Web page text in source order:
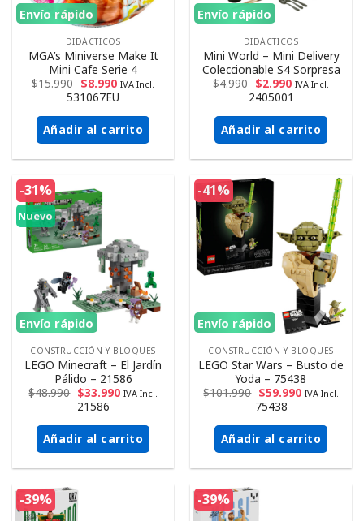
Envío rápido
DIDÁCTICOS
MGA’s Miniverse Make It
Mini Cafe Serie 4
$15.990 $8.990 IVA Incl.
531067EU
Añadir al carrito
Envío rápido
DIDÁCTICOS
Mini World – Mini Delivery
Coleccionable S4 Sorpresa
$4.990 $2.990 IVA Incl.
2405001
Añadir al carrito
-31%
Nuevo
Envío rápido
CONSTRUCCIÓN Y BLOQUES
LEGO Minecraft – El Jardín
Pálido – 21586
$48.990 $33.990 IVA Incl.
21586
Añadir al carrito
-41%
Envío rápido
CONSTRUCCIÓN Y BLOQUES
LEGO Star Wars – Busto de
Yoda – 75438
$101.990 $59.990 IVA Incl.
75438
Añadir al carrito
-39% -39%